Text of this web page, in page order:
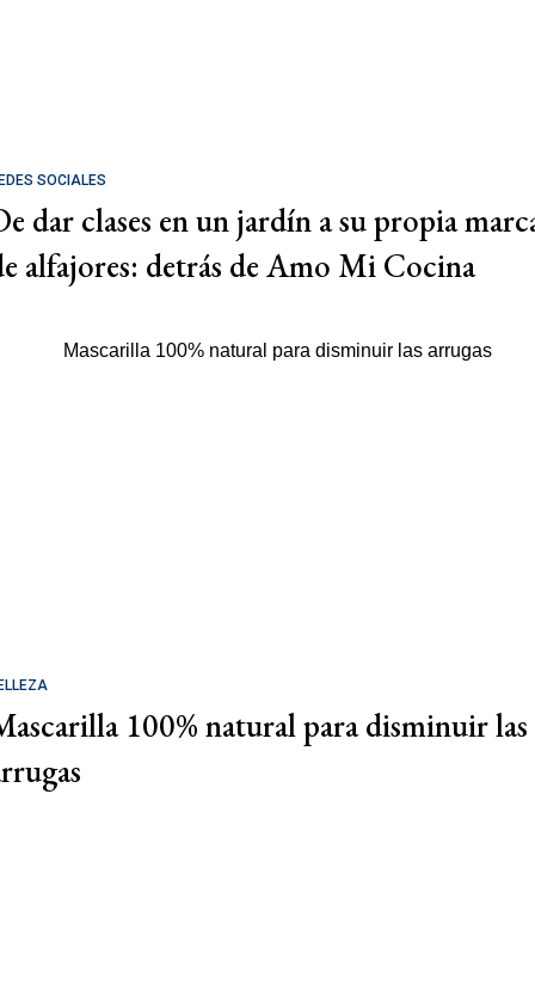
SOCIALES
dar clases en un jardín a su propia
alfajores: detrás de Amo Mi Cocina
100% natural para disminuir las